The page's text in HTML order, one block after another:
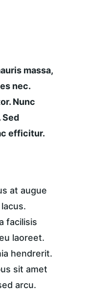
massa,
nec.
Nunc
efficitur.
at augue
facilisis
laoreet.
hendrerit.
sit amet
arcu.